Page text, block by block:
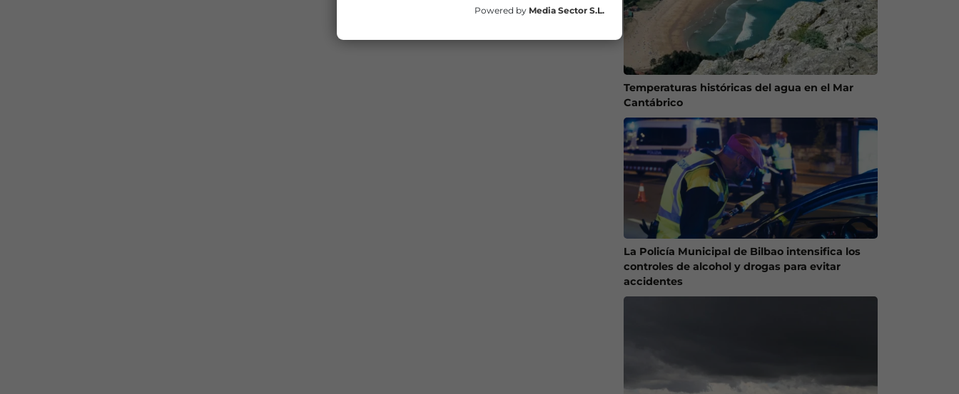
Temperaturas históricas del agua en el Mar
Cantábrico
La Policía Municipal de Bilbao intensifica los
controles de alcohol y drogas para evitar
accidentes
Powered by Media Sector S.L.